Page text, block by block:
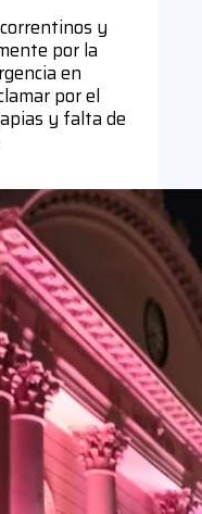
y
por la
en
por el
y falta de